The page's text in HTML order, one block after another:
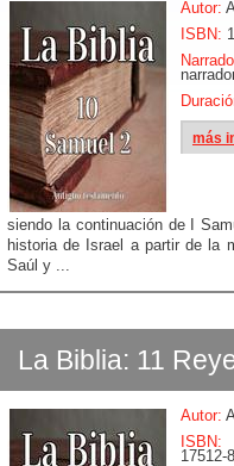
Autor:
ISBN:
más
siendo la continuación de I
historia de Israel a partir de la
Saúl y ...
La Biblia: 11
Autor:
ISBN:
17512-